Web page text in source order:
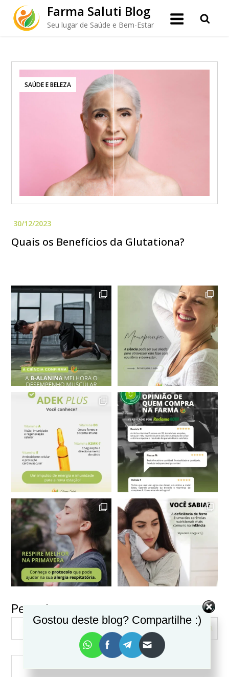
content
Farma Saluti Blog
Seu lugar de Saúde e Bem-Estar
SAÚDE E BELEZA
Quais os Benefícios da Glutationa?
VER MAIS Seguir no Instagram
Pesquisar
PESQUISAR
Gostou deste blog? Compartilhe :)